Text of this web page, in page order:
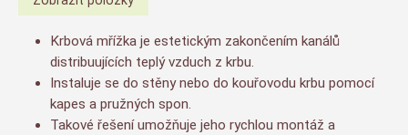
Krbová mřížka je estetickým zakončením kanálů
distribuujících teplý vzduch z krbu.
Instaluje se do stěny nebo do kouřovodu krbu pomocí
kapes a pružných spon.
Takové řešení umožňuje jeho rychlou montáž a